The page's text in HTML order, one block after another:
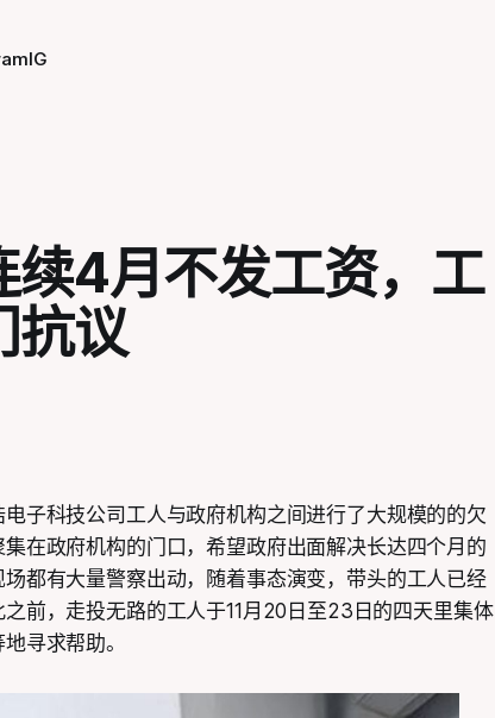
IG
续4月不发工资，工
抗议
子科技公司工人与政府机构之间进行了大规模的的欠
在政府机构的门口，希望政府出面解决长达四个月的
都有大量警察出动，随着事态演变，带头的工人已经
之前，走投无路的工人于11月20日至23日的四天里集体
寻求帮助。